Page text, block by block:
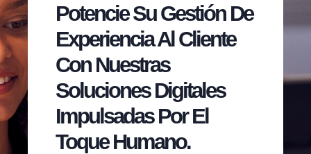
Potencie Su Gestión De
Experiencia Al Cliente
Con Nuestras
Soluciones Digitales
Impulsadas Por El
Toque Humano.